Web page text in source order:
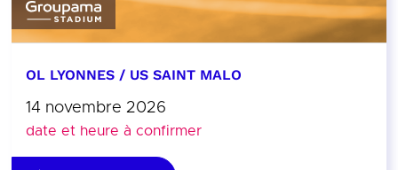
OL LYONNES / US SAINT MALO
14 novembre 2026
date et heure à confirmer